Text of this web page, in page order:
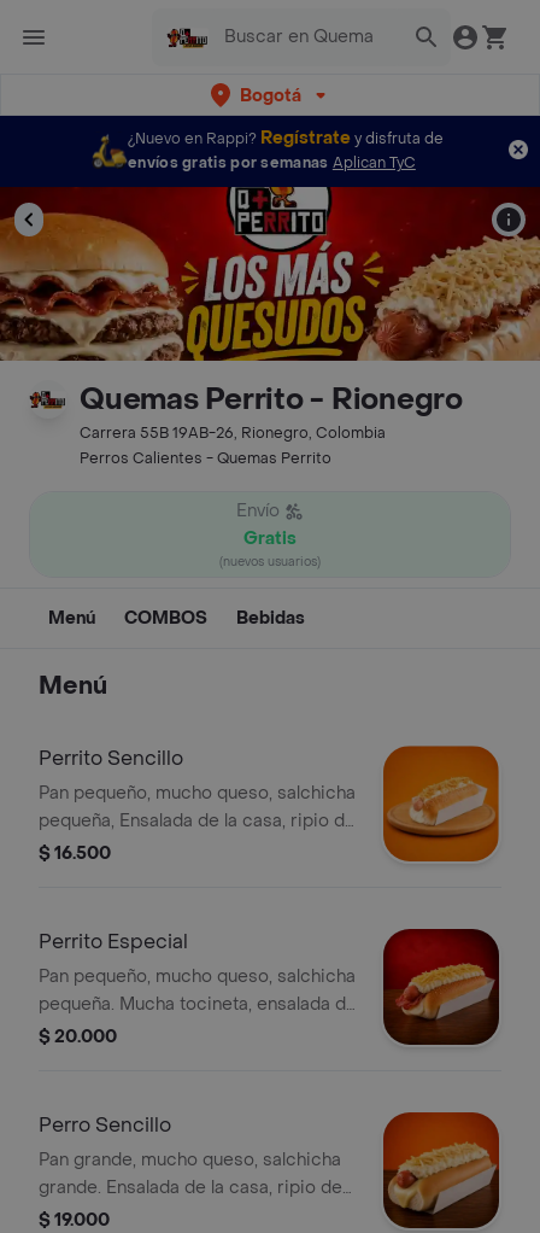
Bogotá
¿Nuevo en Rappi? Regístratey disfruta de
envíos gratis por semanas Aplican TyC
Quemas Perrito - Rionegro
Carrera 55B 19AB-26, Rionegro, Colombia
Perros Calientes - Quemas Perrito
Envío
Gratis
(nuevos usuarios)
Menú COMBOS Bebidas
Menú
Perrito Sencillo
Pan pequeño, mucho queso, salchicha
pequeña, Ensalada de la casa, ripio de
papa. Salsas al gusto
$ 16.500
Perrito Especial
Pan pequeño, mucho queso, salchicha
pequeña. Mucha tocineta, ensalada de
la casa, ripio de papa. Salsas al gusto
$ 20.000
Perro Sencillo
Pan grande, mucho queso, salchicha
grande. Ensalada de la casa, ripio de
papa. Salsas al gusto
$ 19.000